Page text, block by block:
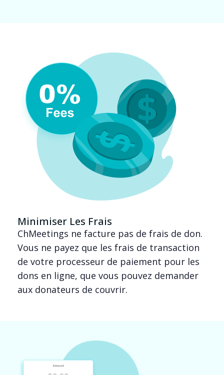
Minimiser Les Frais
ChMeetings ne facture pas de frais de don.
Vous ne payez que les frais de transaction
de votre processeur de paiement pour les
dons en ligne, que vous pouvez demander
aux donateurs de couvrir.